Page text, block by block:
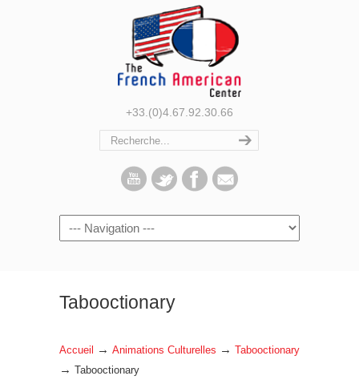
+33.(0)4.67.92.30.66
Navigation
Tabooctionary
Accueil → Animations Culturelles → Tabooctionary
→ Tabooctionary